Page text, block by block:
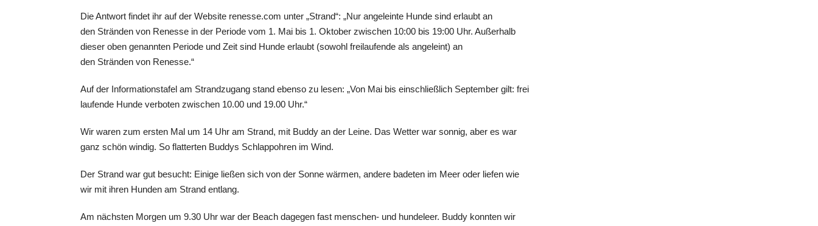
Die Antwort findet ihr auf der Website renesse.com unter „Strand“: „Nur angeleinte Hunde sind erlaubt an
den Stränden von Renesse in der Periode vom 1. Mai bis 1. Oktober zwischen 10:00 bis 19:00 Uhr. Außerhalb
dieser oben genannten Periode und Zeit sind Hunde erlaubt (sowohl freilaufende als angeleint) an
den Stränden von Renesse.“
Auf der Informationstafel am Strandzugang stand ebenso zu lesen: „Von Mai bis einschließlich September gilt: frei
laufende Hunde verboten zwischen 10.00 und 19.00 Uhr.“
Wir waren zum ersten Mal um 14 Uhr am Strand, mit Buddy an der Leine. Das Wetter war sonnig, aber es war
ganz schön windig. So flatterten Buddys Schlappohren im Wind.
Der Strand war gut besucht: Einige ließen sich von der Sonne wärmen, andere badeten im Meer oder liefen wie
wir mit ihren Hunden am Strand entlang.
Am nächsten Morgen um 9.30 Uhr war der Beach dagegen fast menschen- und hundeleer. Buddy konnten wir